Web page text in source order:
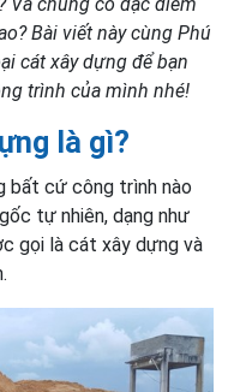
Bài viết này cùng Phú
cát xây dựng để bạn
trình của mình nhé!
là gì?
bất cứ công trình nào
tự nhiên, dạng như
gọi là cát xây dựng và